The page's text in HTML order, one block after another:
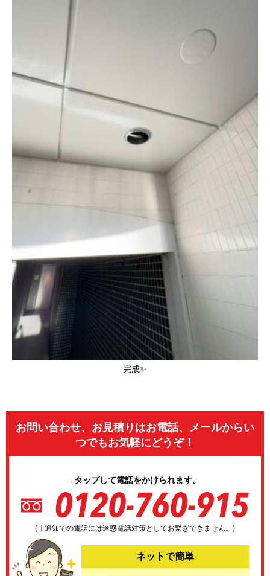
完成✨
お問い合わせ、お見積りはお電話、メールからい
つでもお気軽にどうぞ！
↓タップして電話をかけられます。
(非通知での電話には迷惑電話対策としてお繋ぎできません。)
ネットで簡単